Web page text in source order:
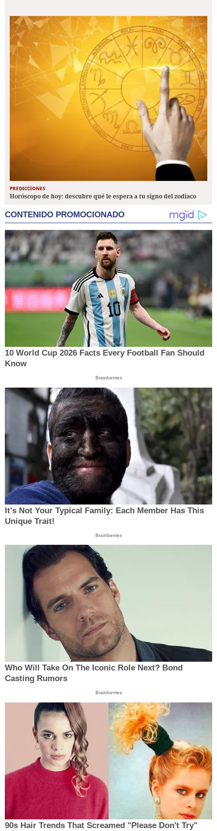
PREDICCIONES
Horóscopo de hoy: descubre qué le espera a tu signo del zodiaco
CONTENIDO PROMOCIONADO
10 World Cup 2026 Facts Every Football Fan Should
Know
Brainberries
It's Not Your Typical Family: Each Member Has This
Unique Trait!
Brainberries
Who Will Take On The Iconic Role Next? Bond
Casting Rumors
Brainberries
90s Hair Trends That Screamed "Please Don't Try"